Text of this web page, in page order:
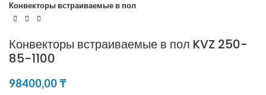
Конвекторы встраиваемые в пол
Конвекторы встраиваемые в пол KVZ 250-
85-1100
98400,00₸